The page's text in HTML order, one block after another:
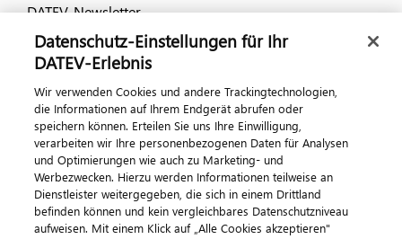
DATEV-Newsletter
Kontaktieren Sie uns
ImpressumDatenschutzAGB Kontakt
Datenschutz-Einstellungen für Ihr
DATEV-Erlebnis
Wir verwenden Cookies und andere Trackingtechnologien,
die Informationen auf Ihrem Endgerät abrufen oder
speichern können. Erteilen Sie uns Ihre Einwilligung,
verarbeiten wir Ihre personenbezogenen Daten für Analysen
und Optimierungen wie auch zu Marketing- und
Werbezwecken. Hierzu werden Informationen teilweise an
Dienstleister weitergegeben, die sich in einem Drittland
befinden können und kein vergleichbares Datenschutzniveau
aufweisen. Mit einem Klick auf „Alle Cookies akzeptieren"